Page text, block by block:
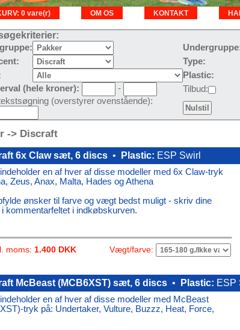
KONTAKT
OM OS
0 vare(r)
Type:
Plastic:
(hele kroner):
- Tilbud:
(overstyrer ovenstående):
-> Discraft
6x Claw sæt, 6 discs • Plastic: ESP Swirl
en af hver af disse modeller med 6x Claw-tryk
Zeus, Anax, Malta, Hades og Athena
ønsker til farve og vægt bedst muligt - skriv dine
kommentarfeltet i indkøbskurven.
moms: 1.400 DKK Vægt/farve:
McBeast (MCB6XST) sæt, 6 discs • Plastic: ESP
en af hver af disse modeller med McBeast
tryk på: Undertaker, Vulture, Buzzz, Heat, Force,